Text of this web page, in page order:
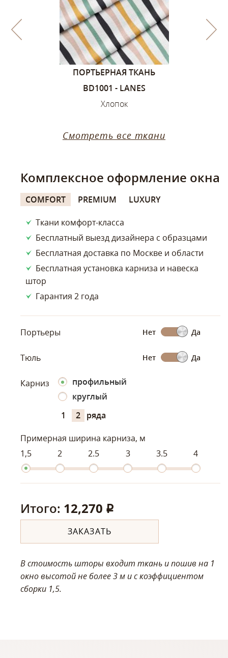
ПОРТЬЕРНАЯ ТКАНЬ
BD1001 - LANES
Хлопок
Смотреть все ткани
Комплексное оформление окна
COMFORT PREMIUM LUXURY
Ткани комфорт-класса
Бесплатный выезд дизайнера с образцами
Бесплатная доставка по Москве и области
Бесплатная установка карниза и навеска
штор
Гарантия 2 года
Портьеры Нет Да
Тюль Нет Да
Карниз
профильный
круглый
1
2 ряда
Примерная ширина карниза, м
1,5
2 2.5 3 3.5 4
Итого: 12,270 q
ЗАКАЗАТЬ
В стоимость шторы входит ткань и пошив на 1
окно высотой не более 3 м и с коэффициентом
сборки 1,5.